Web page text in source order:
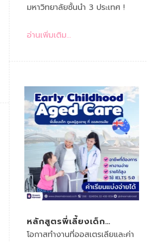
มหาวิทยาลัยชั้นนำ 3 ประเทศ !
อ่านเพิ่มเติม...
หลักสูตรพี่เลี้ยงเด็ก
ออสเตรเลีย !!
โอกาสทำงานที่ออสเตรเลียและค่า